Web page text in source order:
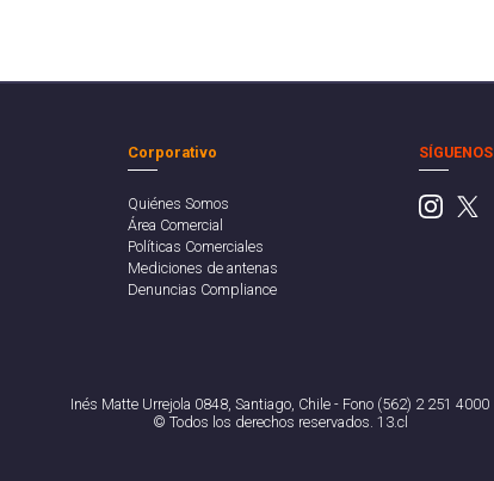
Corporativo
Quiénes Somos
Área Comercial
Políticas Comerciales
Mediciones de antenas
Denuncias Compliance
SÍGUENOS
Inés Matte Urrejola 0848, Santiago, Chile - Fono (562) 2 251 4000
© Todos los derechos reservados. 13.cl